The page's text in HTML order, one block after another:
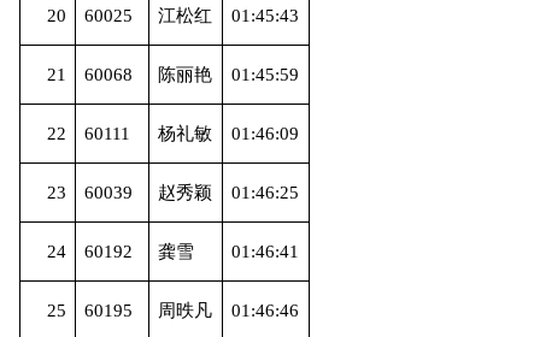
20 60025 江松红 01:45:43
21 60068 陈丽艳 01:45:59
22 60111 杨礼敏 01:46:09
23 60039 赵秀颖 01:46:25
24 60192 龚雪 01:46:41
25 60195 周昳凡 01:46:46